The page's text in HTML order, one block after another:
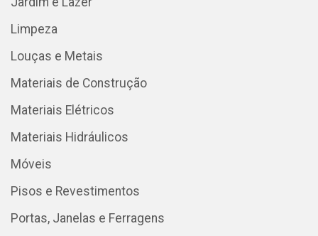
Limpeza
Louças e Metais
Materiais de Construção
Materiais Elétricos
Materiais Hidráulicos
Móveis
Pisos e Revestimentos
Portas, Janelas e Ferragens